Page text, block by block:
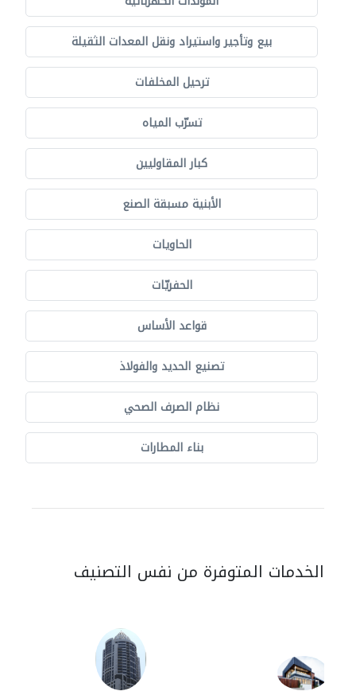
بيع وتأجير واستيراد ونقل المعدات الثقيلة
ترحيل المخلفات
تسرّب المياه
كبار المقاوليين
الأبنية مسبقة الصنع
الحاويات
الحفريّات
قواعد الأساس
تصنيع الحديد والفولاذ
نظام الصرف الصحي
بناء المطارات
الخدمات المتوفرة من نفس التصنيف